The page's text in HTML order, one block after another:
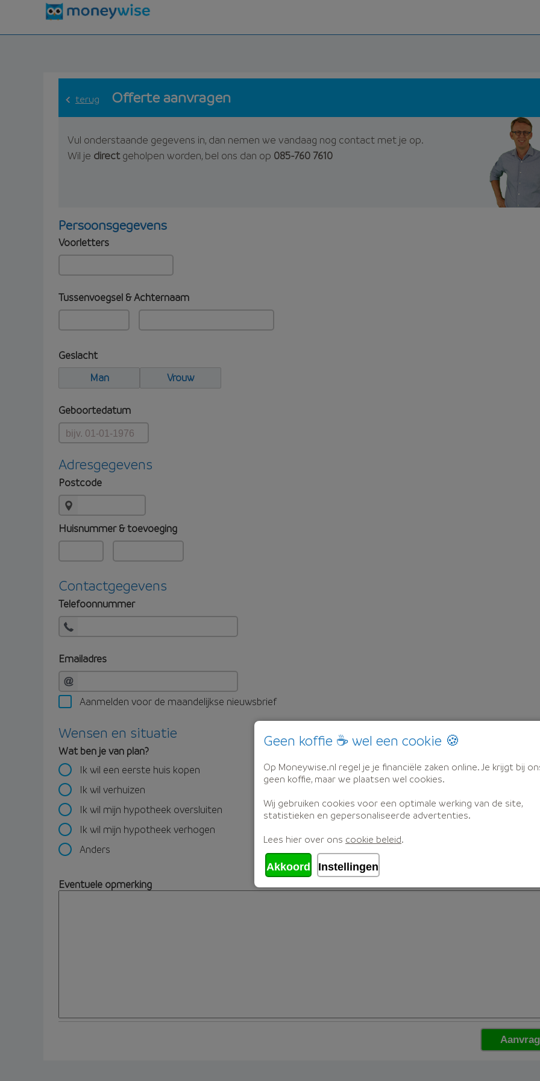
terug Offerte aanvragen
Vul onderstaande gegevens in, dan nemen we vandaag nog contact met je op.
Wil je directgeholpen worden, bel ons dan op 085-760 7610
Persoonsgegevens
Voorletters
Tussenvoegsel & Achternaam
Geslacht
Man
Vrouw
Geboortedatum
Adresgegevens
Postcode
Huisnummer & toevoeging
Contactgegevens
Telefoonnummer
Emailadres
Aanmelden voor de maandelijkse nieuwsbrief
Wensen en situatie
Wat ben je van plan?
Ik wil een eerste huis kopen
Ik wil verhuizen
Ik wil mijn hypotheek oversluiten
Ik wil mijn hypotheek verhogen
Anders
Eventuele opmerking
Geen koffie ☕ wel een cookie 🍪
Op Moneywise.nl regel je je financiële zaken online. Je krijgt bij
geen koffie, maar we plaatsen wel cookies.
Wij gebruiken cookies voor een optimale werking van de site,
statistieken en gepersonaliseerde advertenties.
Lees hier over ons cookie beleid.
Akkoord Instellingen